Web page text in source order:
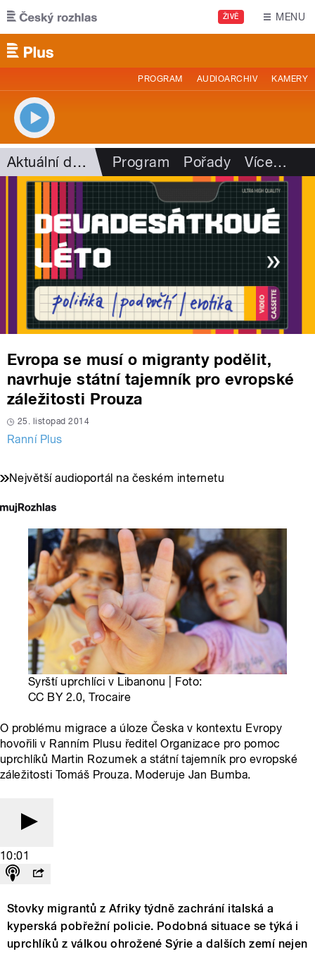
Přejít k hlavnímu obsahu
ŽIVĚ MENU
PROGRAM AUDIOARCHIV KAMERY
Aktuální dění Program Pořady Více…
Evropa se musí o migranty podělit,
navrhuje státní tajemník pro evropské
záležitosti Prouza
25. listopad 2014
Ranní Plus
Největší audioportál na českém internetu
Syrští uprchlíci v Libanonu | Foto:
CC BY 2.0, Trocaire
O problému migrace a úloze Česka v kontextu Evropy
hovořili v Ranním Plusu ředitel Organizace pro pomoc
uprchlíků Martin Rozumek a státní tajemník pro evropské
záležitosti Tomáš Prouza. Moderuje Jan Bumba.
10:01
Stovky migrantů z Afriky týdně zachrání italská a
kyperská pobřežní policie. Podobná situace se týká i
uprchlíků z válkou ohrožené Sýrie a dalších zemí nejen